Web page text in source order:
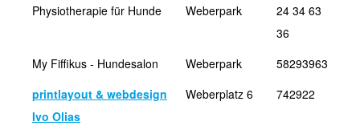
Physiotherapie für Hunde Weberpark
24 34 63
36
My Fiffikus - Hundesalon
Weberpark
58293963
printlayout & webdesign
Ivo Olias
Weberplatz 6 742922